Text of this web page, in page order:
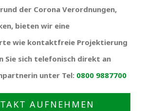
der Corona Verordnungen,
bieten wir eine
wie kontaktfreie Projektierung
Sie sich telefonisch direkt an
unter Tel: 0800 9887700
AUFNEHMEN